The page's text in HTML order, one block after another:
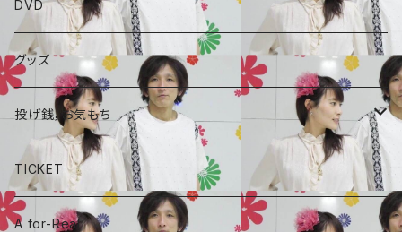
ALBAUM
A for-Real
毒ROCK団
SINGLE
コラボCD
A for-Real
毒ROCK団
DVD
グッズ
投げ銭，お気もち
あやめちゃんおやつ
頑張れ、しょーちゃん
TICKET
A for-Real